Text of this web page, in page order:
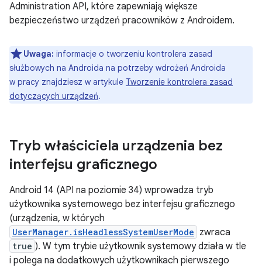
Administration API, które zapewniają większe
bezpieczeństwo urządzeń pracowników z Androidem.
Uwaga: informacje o tworzeniu kontrolera zasad
służbowych na Androida na potrzeby wdrożeń Androida
w pracy znajdziesz w artykule Tworzenie kontrolera zasad
dotyczących urządzeń.
Tryb właściciela urządzenia bez
interfejsu graficznego
Android 14 (API na poziomie 34) wprowadza tryb
użytkownika systemowego bez interfejsu graficznego
(urządzenia, w których
UserManager.isHeadlessSystemUserMode zwraca
true ). W tym trybie użytkownik systemowy działa w tle
i polega na dodatkowych użytkownikach pierwszego